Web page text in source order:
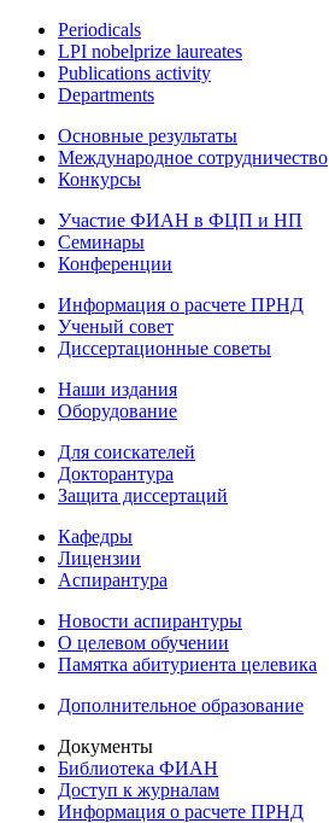
Periodicals
LPI nobelprize laureates
Publications activity
Departments
Основные результаты
Международное сотрудничество
Конкурсы
Участие ФИАН в ФЦП и НП
Семинары
Конференции
Информация о расчете ПРНД
Ученый совет
Диссертационные советы
Наши издания
Оборудование
Для соискателей
Докторантура
Защита диссертаций
Кафедры
Лицензии
Аспирантура
Новости аспирантуры
О целевом обучении
Памятка абитуриента целевика
Дополнительное образование
Документы
Библиотека ФИАН
Доступ к журналам
Информация о расчете ПРНД